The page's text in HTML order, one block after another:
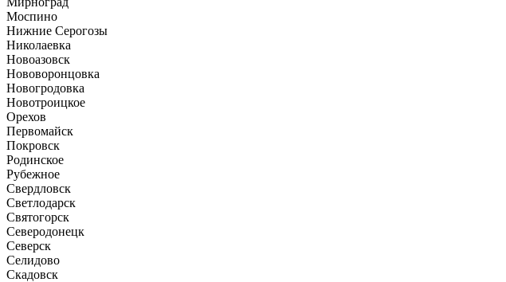
Моспино
Нижние Серогозы
Николаевка
Новоазовск
Нововоронцовка
Новогродовка
Новотроицкое
Орехов
Первомайск
Покровск
Родинское
Рубежное
Свердловск
Светлодарск
Святогорск
Северодонецк
Северск
Селидово
Скадовск